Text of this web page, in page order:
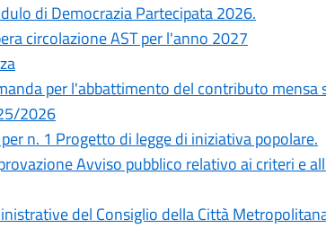
di Democrazia Partecipata 2026.
circolazione AST per l'anno 2027
per l'abbattimento del contributo mensa
2026
n. 1 Progetto di legge di iniziativa popolare.
Avviso pubblico relativo ai criteri e
del Consiglio della Città